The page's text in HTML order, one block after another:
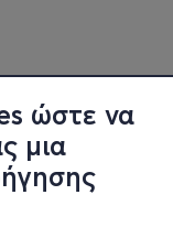
ώστε να
μια